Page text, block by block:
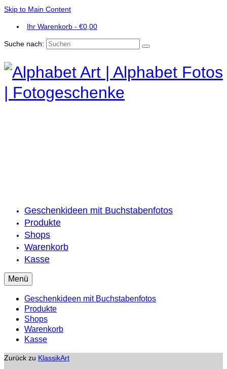
Skip to Main Content
Ihr Warenkorb - €0,00
Suche nach:
Geschenkideen mit Buchstabenfotos
Produkte
Shops
Warenkorb
Kasse
Menü
Geschenkideen mit Buchstabenfotos
Produkte
Shops
Warenkorb
Kasse
Zurück zu KlassikArt